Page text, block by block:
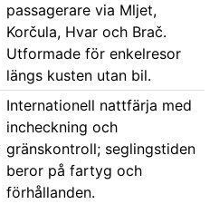
passagerare via Mljet,
Korčula, Hvar och Brač.
Utformade för enkelresor
längs kusten utan bil.
Internationell nattfärja med
incheckning och
gränskontroll; seglingstiden
beror på fartyg och
förhållanden.